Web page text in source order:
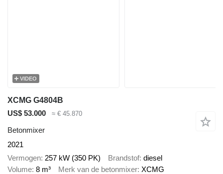
VIDEO
XCMG G4804B
US$ 53.000
≈ € 45.870
Betonmixer
2021
Vermogen 257 kW (350 PK) Brandstof diesel
Volume 8 m³ Merk van de betonmixer XCMG